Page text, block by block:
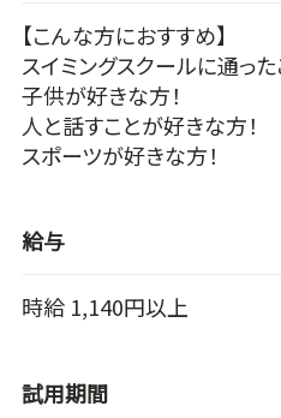
【こんな方におすすめ】
スイミングスクールに通った
子供が好きな方！
人と話すことが好きな方！
スポーツが好きな方！
給与
時給 1,140円以上
試用期間